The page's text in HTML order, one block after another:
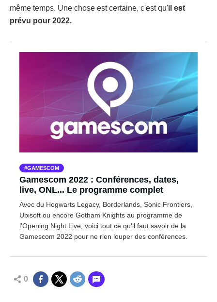
même temps. Une chose est certaine, c'est qu'il est
prévu pour 2022.
GAMESCOM
Gamescom 2022 : Conférences, dates,
live, ONL... Le programme complet
Avec du Hogwarts Legacy, Borderlands, Sonic Frontiers,
Ubisoft ou encore Gotham Knights au programme de
l'Opening Night Live, voici tout ce qu'il faut savoir de la
Gamescom 2022 pour ne rien louper des conférences.
0